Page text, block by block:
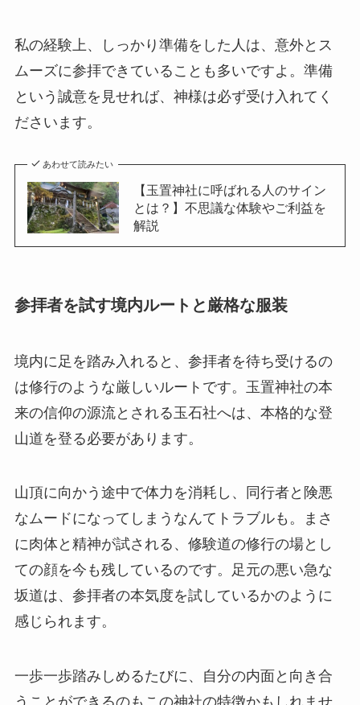
私の経験上、しっかり準備をした人は、意外とス
ムーズに参拝できていることも多いですよ。準備
という誠意を見せれば、神様は必ず受け入れてく
ださいます。
あわせて読みたい
【玉置神社に呼ばれる人のサイン
とは？】不思議な体験やご利益を
解説
参拝者を試す境内ルートと厳格な服装
境内に足を踏み入れると、参拝者を待ち受けるの
は修行のような厳しいルートです。玉置神社の本
来の信仰の源流とされる玉石社へは、本格的な登
山道を登る必要があります。
山頂に向かう途中で体力を消耗し、同行者と険悪
なムードになってしまうなんてトラブルも。まさ
に肉体と精神が試される、修験道の修行の場とし
ての顔を今も残しているのです。足元の悪い急な
坂道は、参拝者の本気度を試しているかのように
感じられます。
一歩一歩踏みしめるたびに、自分の内面と向き合